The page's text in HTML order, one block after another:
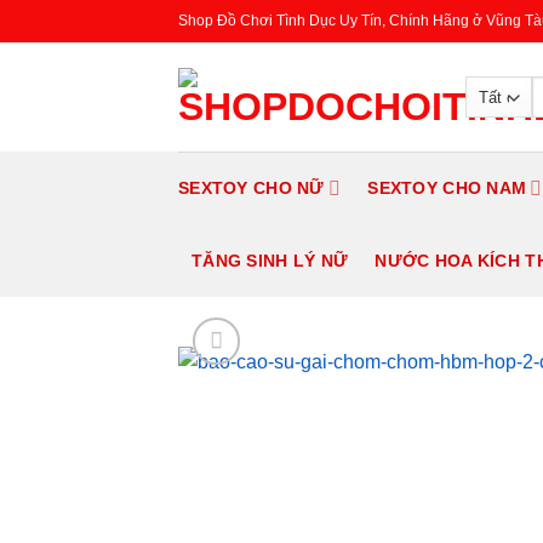
đến
Shop Đồ Chơi Tình Dục Uy Tín, Chính Hãng ở Vũng
SEXTOY CHO NỮ SEXTOY CHO NAM
TĂNG SINH LÝ NỮ NƯỚC HOA KÍCH